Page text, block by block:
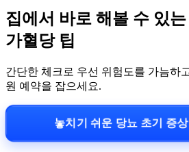
집에서 바로 해볼 수 있
가혈당 팁
간단한 체크로 우선 위험도를 가늠하
원 예약을 잡으세요.
놓치기 쉬운 당뇨 초기 증상